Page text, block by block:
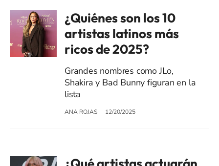
¿Quiénes son los 10
artistas latinos más
ricos de 2025?
Grandes nombres como JLo,
Shakira y Bad Bunny figuran en la
lista
ANA ROJAS 12/20/2025